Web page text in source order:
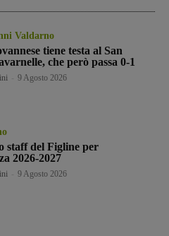
Valdarno
tiene testa al San
che però passa 0-1
9 Agosto 2026
staff del Figline per
2026-2027
9 Agosto 2026